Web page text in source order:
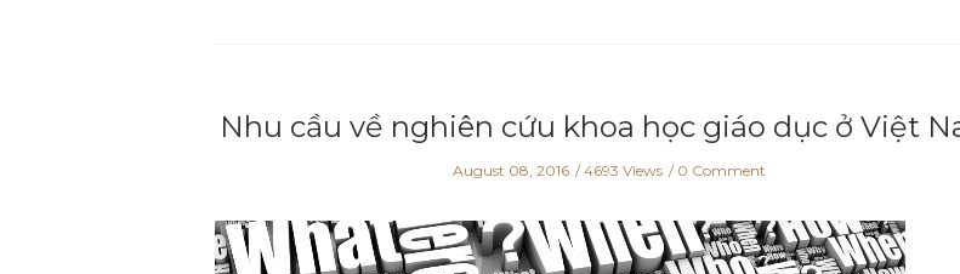
Nhu cầu về nghiên cứu khoa học giáo dục ở Việt
August 08, 2016 4693 Views 0 Comment